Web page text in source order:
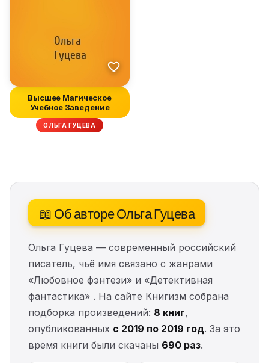
Высшее Магическое
Учебное Заведение
ОЛЬГА ГУЦЕВА
📖 Об авторе Ольга Гуцева
Ольга Гуцева — современный российский
писатель, чьё имя связано с жанрами
«Любовное фэнтези» и «Детективная
фантастика» . На сайте Книгизм собрана
подборка произведений: 8 книг,
опубликованных с 2019 по 2019 год. За это
время книги были скачаны 690 раз.